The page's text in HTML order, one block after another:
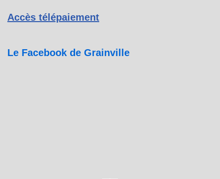
Accès télépaiement
Le Facebook de Grainville